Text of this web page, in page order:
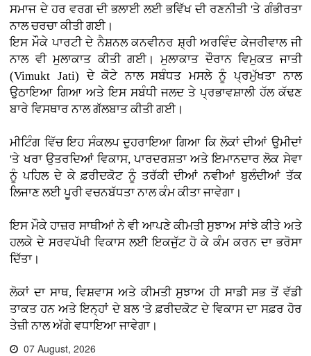
ਸਮਾਜ ਦੇ ਹਰ ਵਰਗ ਦੀ ਭਲਾਈ ਲਈ ਭਵਿੱਖ ਦੀ ਰਣਨੀਤੀ 'ਤੇ ਗੰਭੀਰਤਾ
ਨਾਲ ਚਰਚਾ ਕੀਤੀ ਗਈ।
ਇਸ ਮੌਕੇ ਪਾਰਟੀ ਦੇ ਨੈਸ਼ਨਲ ਕਨਵੀਨਰ ਸ਼੍ਰੀ ਅਰਵਿੰਦ ਕੇਜਰੀਵਾਲ ਜੀ
ਨਾਲ ਵੀ ਮੁਲਾਕਾਤ ਕੀਤੀ ਗਈ। ਮੁਲਾਕਾਤ ਦੌਰਾਨ ਵਿਮੁਕਤ ਜਾਤੀ
(Vimukt Jati) ਦੇ ਕੋਟੇ ਨਾਲ ਸਬੰਧਤ ਮਸਲੇ ਨੂੰ ਪ੍ਰਮੁੱਖਤਾ ਨਾਲ
ਉਠਾਇਆ ਗਿਆ ਅਤੇ ਇਸ ਸਬੰਧੀ ਜਲਦ ਤੇ ਪ੍ਰਭਾਵਸ਼ਾਲੀ ਹੱਲ ਕੱਢਣ
ਬਾਰੇ ਵਿਸਥਾਰ ਨਾਲ ਗੱਲਬਾਤ ਕੀਤੀ ਗਈ।
ਮੀਟਿੰਗ ਵਿੱਚ ਇਹ ਸੰਕਲਪ ਦੁਹਰਾਇਆ ਗਿਆ ਕਿ ਲੋਕਾਂ ਦੀਆਂ ਉਮੀਦਾਂ
'ਤੇ ਖਰਾ ਉਤਰਦਿਆਂ ਵਿਕਾਸ, ਪਾਰਦਰਸ਼ਤਾ ਅਤੇ ਇਮਾਨਦਾਰ ਲੋਕ ਸੇਵਾ
ਨੂੰ ਪਹਿਲ ਦੇ ਕੇ ਫ਼ਰੀਦਕੋਟ ਨੂੰ ਤਰੱਕੀ ਦੀਆਂ ਨਵੀਆਂ ਬੁਲੰਦੀਆਂ ਤੱਕ
ਲਿਜਾਣ ਲਈ ਪੂਰੀ ਵਚਨਬੱਧਤਾ ਨਾਲ ਕੰਮ ਕੀਤਾ ਜਾਵੇਗਾ।
ਇਸ ਮੌਕੇ ਹਾਜ਼ਰ ਸਾਥੀਆਂ ਨੇ ਵੀ ਆਪਣੇ ਕੀਮਤੀ ਸੁਝਾਅ ਸਾਂਝੇ ਕੀਤੇ ਅਤੇ
ਹਲਕੇ ਦੇ ਸਰਵਪੱਖੀ ਵਿਕਾਸ ਲਈ ਇਕਜੁੱਟ ਹੋ ਕੇ ਕੰਮ ਕਰਨ ਦਾ ਭਰੋਸਾ
ਦਿੱਤਾ।
ਲੋਕਾਂ ਦਾ ਸਾਥ, ਵਿਸ਼ਵਾਸ ਅਤੇ ਕੀਮਤੀ ਸੁਝਾਅ ਹੀ ਸਾਡੀ ਸਭ ਤੋਂ ਵੱਡੀ
ਤਾਕਤ ਹਨ ਅਤੇ ਇਨ੍ਹਾਂ ਦੇ ਬਲ 'ਤੇ ਫ਼ਰੀਦਕੋਟ ਦੇ ਵਿਕਾਸ ਦਾ ਸਫ਼ਰ ਹੋਰ
ਤੇਜ਼ੀ ਨਾਲ ਅੱਗੇ ਵਧਾਇਆ ਜਾਵੇਗਾ।
07 August, 2026